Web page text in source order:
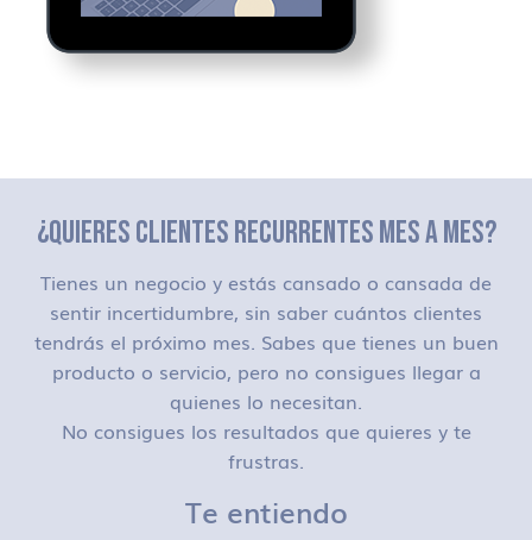
¿QUIERES CLIENTES RECURRENTES MES A MES?
Tienes un negocio y estás cansado o cansada de
sentir incertidumbre, sin saber cuántos clientes
tendrás el próximo mes. Sabes que tienes un buen
producto o servicio, pero no consigues llegar a
quienes lo necesitan.
No consigues los resultados que quieres y te
frustras.
Te entiendo